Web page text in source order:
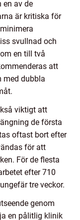
en av de
är kritiska för
svullnad och
en till två
att
med dubbla
viktigt att
de första
oftast bort efter
för att
För de flesta
efter 710
tre veckor.
genom
en pålitlig klinik